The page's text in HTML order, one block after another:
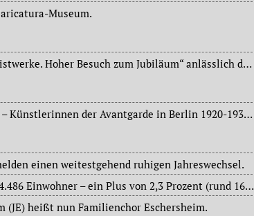
Museum.
Ausstellung „Dialog der Meistwerke. Hoher Besuch zum Jubiläum“ anlässlich des 200. Geburtstages des Städels – zentrale Werke der eigenen Sammlung plus Meistwerken aus den renommiertesten Museen der Welt.
Ausstellung „Sturm-Frauen – Künstlerinnen der Avantgarde in Berlin 1920-1932“ in der Schirn Kunsthalle.
einen weitestgehend ruhigen Jahreswechsel.
Frankfurt am Main zählt 724.486 Einwohner – ein Plus von 2,3 Prozent (rund 16.000 Menschen) im Vergleich zum Vorjahr.
(JE) heißt nun Familienchor Eschersheim.